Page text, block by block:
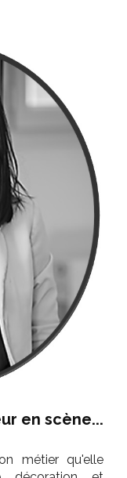
en scène...
métier qu'elle